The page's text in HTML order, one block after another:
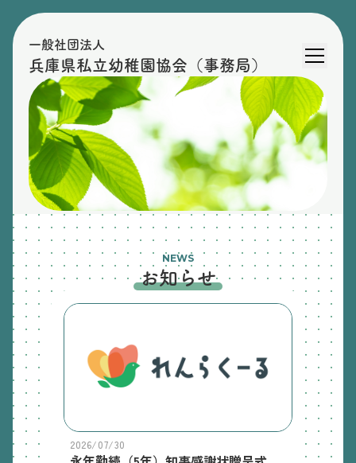
一般社団法人
兵庫県私立幼稚園協会（事務局）
NEWS
お知らせ
2026/07/30